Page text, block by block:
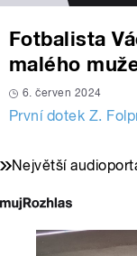
Fotbalista
malého
6. červen 2024
První dotek Z.
Největší